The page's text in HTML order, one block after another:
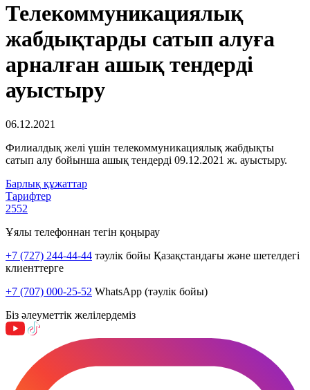
Телекоммуникациялық
жабдықтарды сатып алуға
арналған ашық тендерді
ауыстыру
06.12.2021
Филиалдық желі үшін телекоммуникациялық жабдықты
сатып алу бойынша ашық тендерді 09.12.2021 ж. ауыстыру.
Барлық құжаттар
Тарифтер
2552
Ұялы телефоннан тегін қоңырау
+7 (727) 244-44-44 тәулік бойы Қазақстандағы және шетелдегі
клиенттерге
+7 (707) 000-25-52 WhatsApp (тәулік бойы)
Біз әлеуметтік желілердеміз